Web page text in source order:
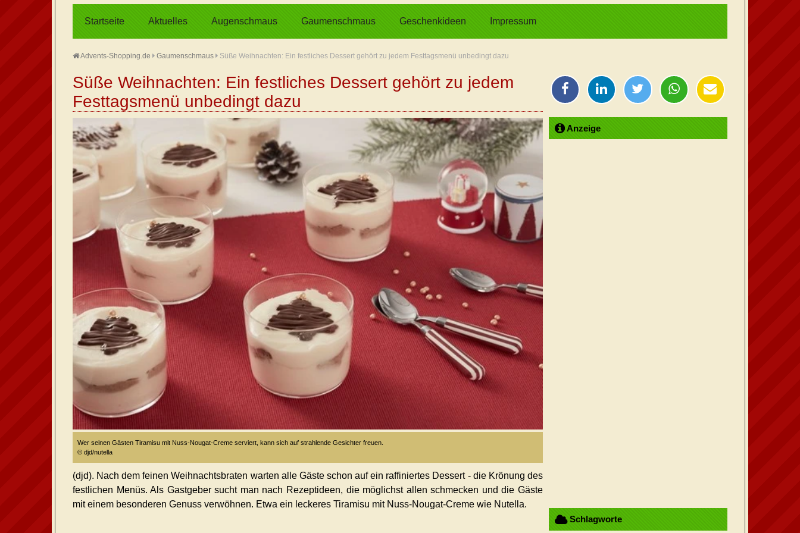
Startseite Aktuelles Augenschmaus Gaumenschmaus Geschenkideen Impressum
Advents-Shopping.de Gaumenschmaus Süße Weihnachten: Ein festliches Dessert gehört zu jedem Festtagsmenü unbedingt dazu
Süße Weihnachten: Ein festliches Dessert gehört zu jedem
Festtagsmenü unbedingt dazu
Wer seinen Gästen Tiramisu mit Nuss-Nougat-Creme serviert, kann sich auf strahlende Gesichter freuen.
© djd/nutella
(djd). Nach dem feinen Weihnachtsbraten warten alle Gäste schon auf ein raffiniertes Dessert - die Krönung des
festlichen Menüs. Als Gastgeber sucht man nach Rezeptideen, die möglichst allen schmecken und die Gäste
mit einem besonderen Genuss verwöhnen. Etwa ein leckeres Tiramisu mit Nuss-Nougat-Creme wie Nutella.
Anzeige
Schlagworte